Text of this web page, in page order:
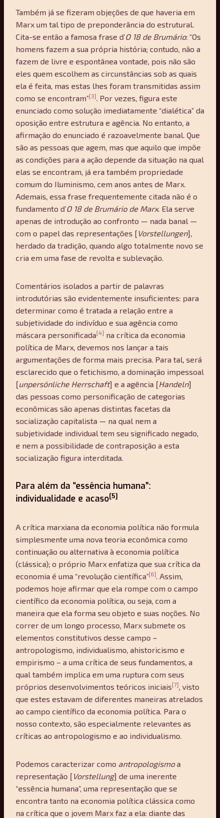
Também já se fizeram objeções de que haveria em
Marx um tal tipo de preponderância do estrutural.
Cita-se então a famosa frase d’O 18 de Brumário: “Os
homens fazem a sua própria história; contudo, não a
fazem de livre e espontânea vontade, pois não são
eles quem escolhem as circunstâncias sob as quais
ela é feita, mas estas lhes foram transmitidas assim
como se encontram”[3]
. Por vezes, figura este
enunciado como solução imediatamente “dialética” da
oposição entre estrutura e agência. No entanto, a
afirmação do enunciado é razoavelmente banal. Que
são as pessoas que agem, mas que aquilo que impõe
as condições para a ação depende da situação na qual
elas se encontram, já era também propriedade
comum do Iluminismo, cem anos antes de Marx.
Ademais, essa frase frequentemente citada não é o
fundamento d’O 18 de Brumário de Marx. Ela serve
apenas de introdução ao confronto — nada banal —
com o papel das representações [ Vorstellungen],
herdado da tradição, quando algo totalmente novo se
cria em uma fase de revolta e sublevação.
Comentários isolados a partir de palavras
introdutórias são evidentemente insuficientes: para
determinar como é tratada a relação entre a
subjetividade do indivíduo e sua agência como
máscara personificada[4] na crítica da economia
política de Marx, devemos nos lançar a tais
argumentações de forma mais precisa. Para tal, será
esclarecido que o fetichismo, a dominação impessoal
[unpersönliche Herrschaft] e a agência [Handeln]
das pessoas como personificação de categorias
econômicas são apenas distintas facetas da
socialização capitalista — na qual nem a
subjetividade individual tem seu significado negado,
e nem a possibilidade de contraposição a esta
socialização figura interditada.
Para além da “essência humana”:
individualidade e acaso[5]
A crítica marxiana da economia política não formula
simplesmente uma nova teoria econômica como
continuação ou alternativa à economia política
(clássica); o próprio Marx enfatiza que sua crítica da
economia é uma “revolução científica”[6] . Assim,
podemos hoje afirmar que ela rompe com o campo
científico da economia política, ou seja, com a
maneira que ela forma seu objeto e suas noções. No
correr de um longo processo, Marx submete os
elementos constitutivos desse campo –
antropologismo, individualismo, ahistoricismo e
empirismo – a uma crítica de seus fundamentos, a
qual também implica em uma ruptura com seus
próprios desenvolvimentos teóricos iniciais[7] , visto
que estes estavam de diferentes maneiras atrelados
ao campo científico da economia política. Para o
nosso contexto, são especialmente relevantes as
críticas ao antropologismo e ao individualismo.
Podemos caracterizar como antropologismoa
representação [ Vorstellung] de uma inerente
“essência humana”, uma representação que se
encontra tanto na economia política clássica como
na crítica que o jovem Marx faz a ela: diante das